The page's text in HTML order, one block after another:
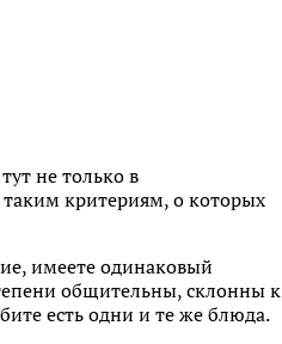
не только в
критериям, о которых
имеете одинаковый
общительны, склонны к
есть одни и те же блюда.